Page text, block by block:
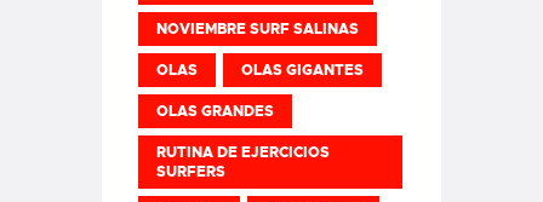
NOVIEMBRE SURF SALINAS
OLAS OLAS GIGANTES
OLAS GRANDES
RUTINA DE EJERCICIOS
SURFERS